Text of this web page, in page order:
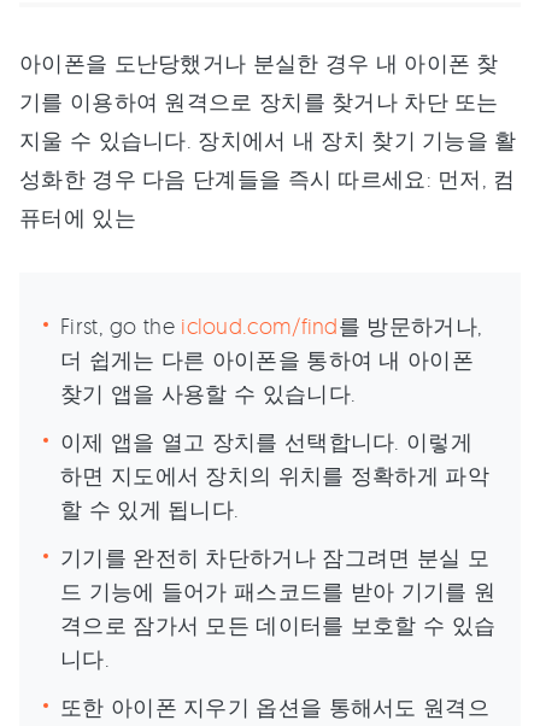
아이폰을 도난당했거나 분실한 경우 내 아이폰 찾
기를 이용하여 원격으로 장치를 찾거나 차단 또는
지울 수 있습니다. 장치에서 내 장치 찾기 기능을 활
성화한 경우 다음 단계들을 즉시 따르세요: 먼저, 컴
퓨터에 있는
First, go the icloud.com/find를 방문하거나,
더 쉽게는 다른 아이폰을 통하여 내 아이폰
찾기 앱을 사용할 수 있습니다.
이제 앱을 열고 장치를 선택합니다. 이렇게
하면 지도에서 장치의 위치를 정확하게 파악
할 수 있게 됩니다.
기기를 완전히 차단하거나 잠그려면 분실 모
드 기능에 들어가 패스코드를 받아 기기를 원
격으로 잠가서 모든 데이터를 보호할 수 있습
니다.
또한 아이폰 지우기 옵션을 통해서도 원격으